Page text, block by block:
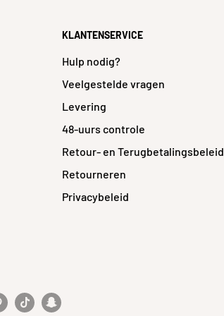
KLANTENSERVICE
Hulp nodig?
Veelgestelde vragen
Levering
48-uurs controle
Retour- en Terugbetalingsbeleid
Retourneren
Privacybeleid